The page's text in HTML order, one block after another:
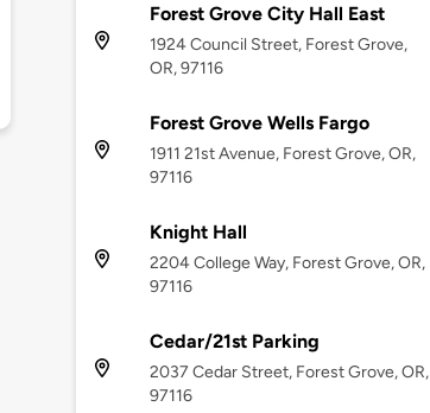
Forest Grove City Hall East
1924 Council Street, Forest Grove,
OR, 97116
Forest Grove Wells Fargo
1911 21st Avenue, Forest Grove, OR,
97116
Knight Hall
2204 College Way, Forest Grove, OR,
97116
Cedar/21st Parking
2037 Cedar Street, Forest Grove, OR,
97116